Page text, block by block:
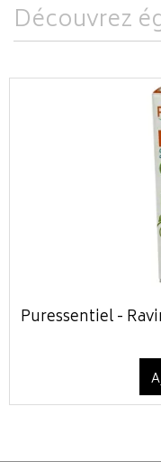
Découvrez
Puressentiel -